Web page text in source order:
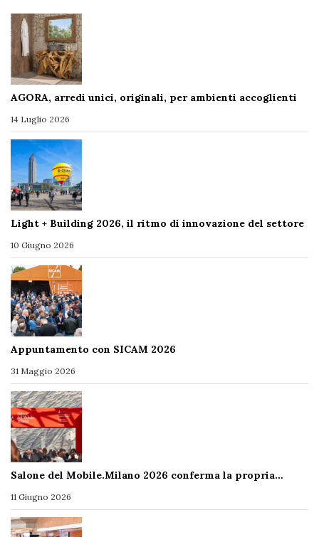
AGORA, arredi unici, originali, per ambienti accoglienti
14 Luglio 2026
Light + Building 2026, il ritmo di innovazione del settore
10 Giugno 2026
Appuntamento con SICAM 2026
31 Maggio 2026
Salone del Mobile.Milano 2026 conferma la propria…
11 Giugno 2026